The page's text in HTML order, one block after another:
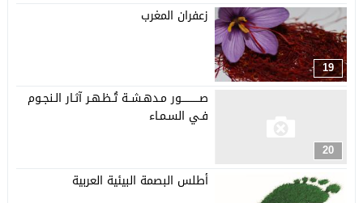
19
زعفران المغرب
20
صـــــــــــور مـدهـشــة تُـظـهـر آثـار الـنجـوم
فـي السـمـاء
أطلس البصمة البيئية العربية